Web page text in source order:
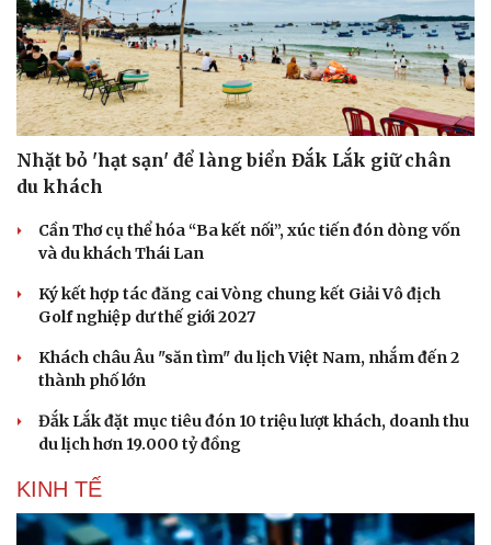
Du lịch
Tư vấn
Săn Tour
check-in
Podcast
Câu chuyện thời sự
Đọc truyện đêm khuya
Cửa sổ tình yêu
Kể chuyện cho bé
Nhặt bỏ 'hạt sạn' để làng biển Đắk Lắk giữ chân
du khách
Cần Thơ cụ thể hóa “Ba kết nối”, xúc tiến đón dòng vốn
và du khách Thái Lan
Ký kết hợp tác đăng cai Vòng chung kết Giải Vô địch
Golf nghiệp dư thế giới 2027
Khách châu Âu "săn tìm" du lịch Việt Nam, nhắm đến 2
thành phố lớn
Đắk Lắk đặt mục tiêu đón 10 triệu lượt khách, doanh thu
du lịch hơn 19.000 tỷ đồng
KINH TẾ